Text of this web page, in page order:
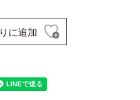
に追加